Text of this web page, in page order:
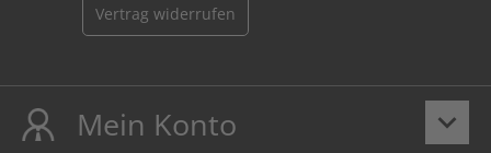
Vertrag widerrufen
keyboard_arrow_down
Mein Konto